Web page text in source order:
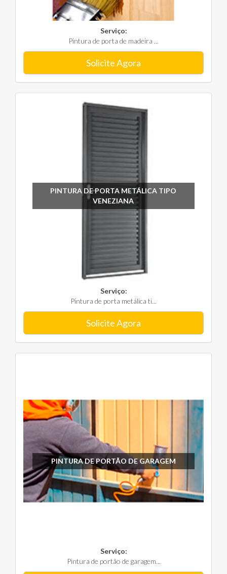
Serviço:
Pintura de porta de madeira ...
Solicite Agora
PINTURA DE PORTA METÁLICA TIPO
VENEZIANA
Serviço:
Pintura de porta metálica ti...
Solicite Agora
PINTURA DE PORTÃO DE GARAGEM
Serviço:
Pintura de portão de garagem...